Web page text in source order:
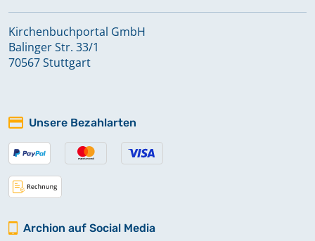
Kirchenbuchportal GmbH
Balinger Str. 33/1
70567 Stuttgart
Unsere Bezahlarten
Archion auf Social Media